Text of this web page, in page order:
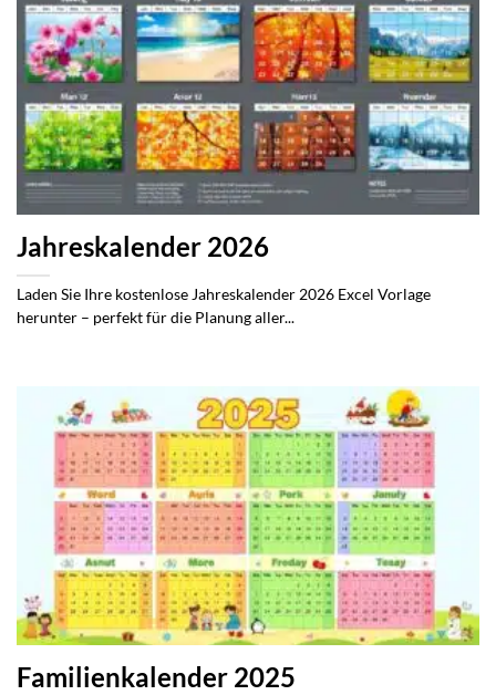
Jahreskalender 2026
Laden Sie Ihre kostenlose Jahreskalender 2026 Excel Vorlage
herunter – perfekt für die Planung aller...
Familienkalender 2025